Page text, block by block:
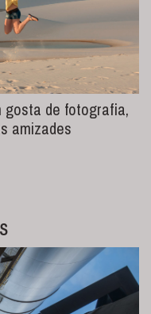
gosta de fotografia,
amizades